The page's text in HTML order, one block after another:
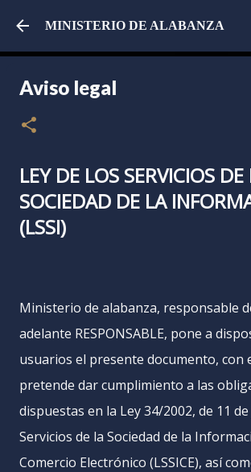
Ir al contenido principal
MINISTERIO DE ALABANZA
Aviso legal
LEY DE LOS SERVICIOS DE
SOCIEDAD DE LA
(LSSI)
Ministerio de alabanza, responsable
adelante RESPONSABLE, pone a
usuarios el presente documento, con
pretende dar cumplimiento a las
dispuestas en la Ley 34/2002, de 11
Servicios de la Sociedad de la
Comercio Electrónico (LSSICE), así